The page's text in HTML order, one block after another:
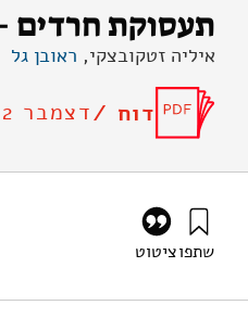
תעסוקת חרדים
איליה זטקובצקי, ראובן גל
דוח /דצמבר 2012
שתפוציטוט